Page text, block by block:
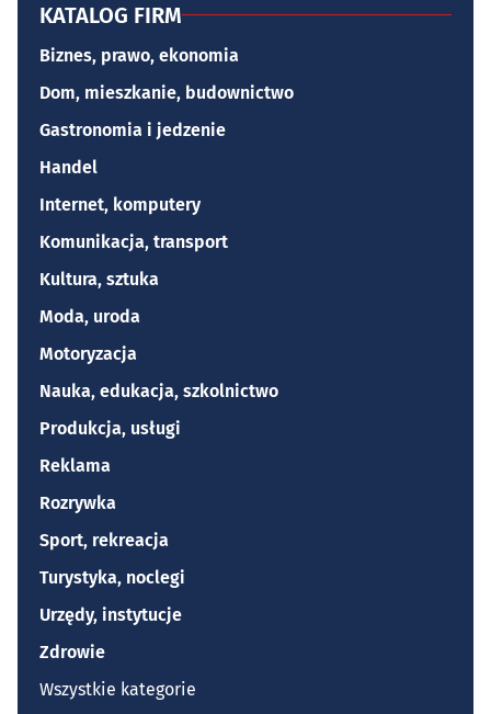
KATALOG FIRM
Biznes, prawo, ekonomia
Dom, mieszkanie, budownictwo
Gastronomia i jedzenie
Handel
Internet, komputery
Komunikacja, transport
Kultura, sztuka
Moda, uroda
Motoryzacja
Nauka, edukacja, szkolnictwo
Produkcja, usługi
Reklama
Rozrywka
Sport, rekreacja
Turystyka, noclegi
Urzędy, instytucje
Zdrowie
Wszystkie kategorie